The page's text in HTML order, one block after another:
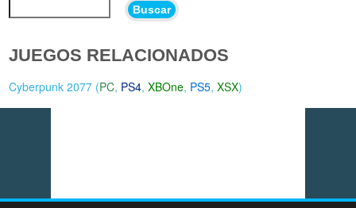
Buscar
JUEGOS RELACIONADOS
Cyberpunk 2077 (PC, PS4,XBOne, PS5,XSX)